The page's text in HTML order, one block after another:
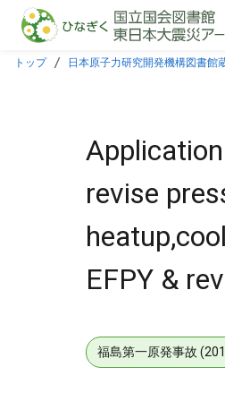
本文に飛ぶ
トップ 日本原子力研究開発機構図書館
revise
EFPY &
福島第一原発事故